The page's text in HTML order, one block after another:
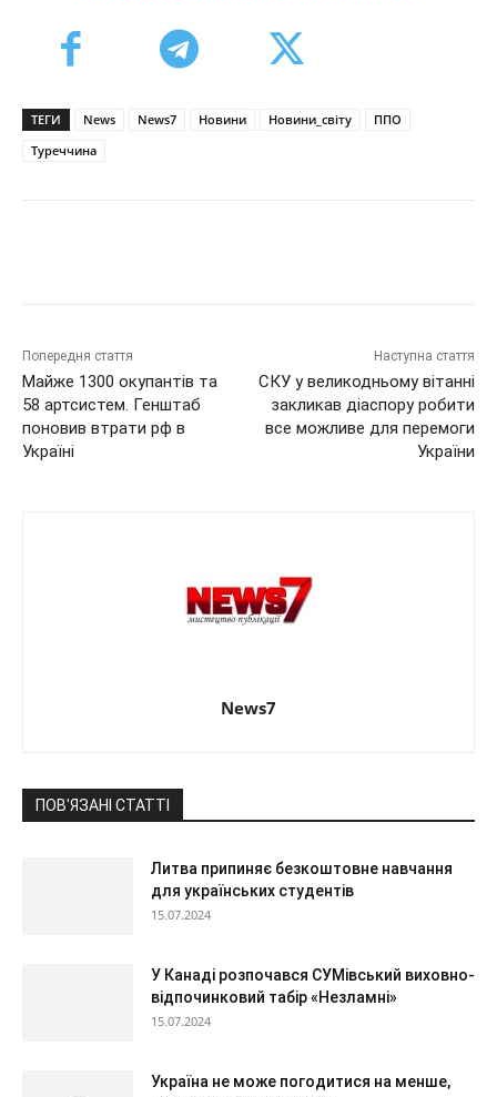
ТЕГИ News News7 Новини Новини_світу
ППО
Туреччина
Попередня стаття
Майже 1300 окупантів та
58 артсистем. Генштаб
поновив втрати рф в
Україні
Наступна стаття
СКУ у великодньому вітанні
закликав діаспору робити
все можливе для перемоги
України
News7
ПОВ'ЯЗАНІ СТАТТІ
Литва припиняє безкоштовне навчання
для українських студентів
15.07.2024
У Канаді розпочався СУМівський виховно-
відпочинковий табір «Незламні»
15.07.2024
Україна не може погодитися на менше,